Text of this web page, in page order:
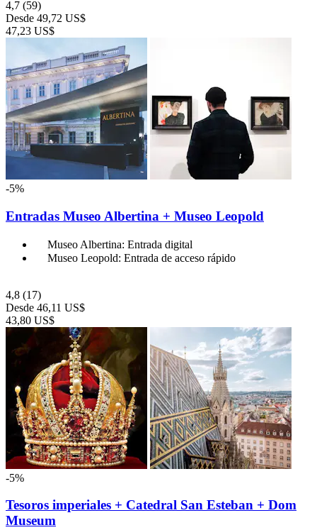
4,7 (59)
Desde 49,72 US$
47,23 US$
-5%
Entradas Museo Albertina + Museo Leopold
Museo Albertina: Entrada digital
Museo Leopold: Entrada de acceso rápido
4,8 (17)
Desde 46,11 US$
43,80 US$
-5%
Tesoros imperiales + Catedral San Esteban + Dom
Museum